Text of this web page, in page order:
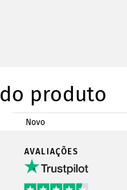
produto
Novo
150
AVALIAÇÕES